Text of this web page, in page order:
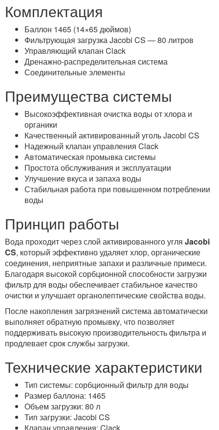
Комплектация
Баллон 1465 (14×65 дюймов)
Фильтрующая загрузка Jacobi CS — 80 литров
Управляющий клапан Clack
Дренажно-распределительная система
Соединительные элементы
Преимущества системы
Высокоэффективная очистка воды от хлора и
органики
Качественный активированный уголь Jacobi CS
Надежный клапан управления Clack
Автоматическая промывка системы
Простота обслуживания и эксплуатации
Улучшение вкуса и запаха воды
Стабильная работа при повышенном потреблении
воды
Принцип работы
Вода проходит через слой активированного угля Jacobi
CS, который эффективно удаляет хлор, органические
соединения, неприятные запахи и различные примеси.
Благодаря высокой сорбционной способности загрузки
фильтр для воды обеспечивает стабильное качество
очистки и улучшает органолептические свойства воды.
После накопления загрязнений система автоматически
выполняет обратную промывку, что позволяет
поддерживать высокую производительность фильтра и
продлевает срок службы загрузки.
Технические характеристики
Тип системы: сорбционный фильтр для воды
Размер баллона: 1465
Объем загрузки: 80 л
Тип загрузки: Jacobi CS